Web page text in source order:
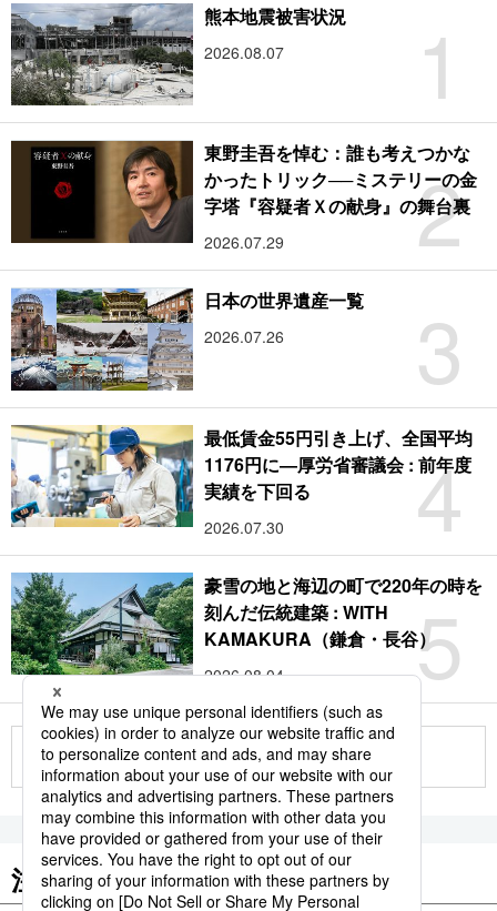
1
熊本地震被害状況
2026.08.07
2
東野圭吾を悼む：誰も考えつかな
かったトリック──ミステリーの金
字塔『容疑者Ｘの献身』の舞台裏
2026.07.29
3
日本の世界遺産一覧
2026.07.26
4
最低賃金55円引き上げ、全国平均
1176円に―厚労省審議会 : 前年度
実績を下回る
2026.07.30
5
豪雪の地と海辺の町で220年の時を
刻んだ伝統建築 : WITH
KAMAKURA（鎌倉・長谷）
2026.08.04
もっと見る
注目のキーワード